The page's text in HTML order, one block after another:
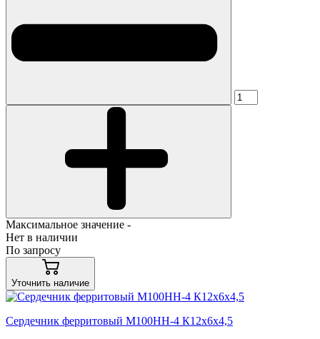
Максимальное значение -
Нет в наличии
По запросу
Уточнить наличие
Сердечник ферритовый М100НН-4 К12х6х4,5